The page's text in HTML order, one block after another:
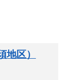
地区）